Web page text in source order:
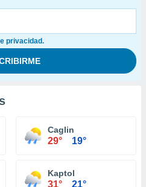
privacidad.
Caglin
29° 19°
Kaptol
31° 21°